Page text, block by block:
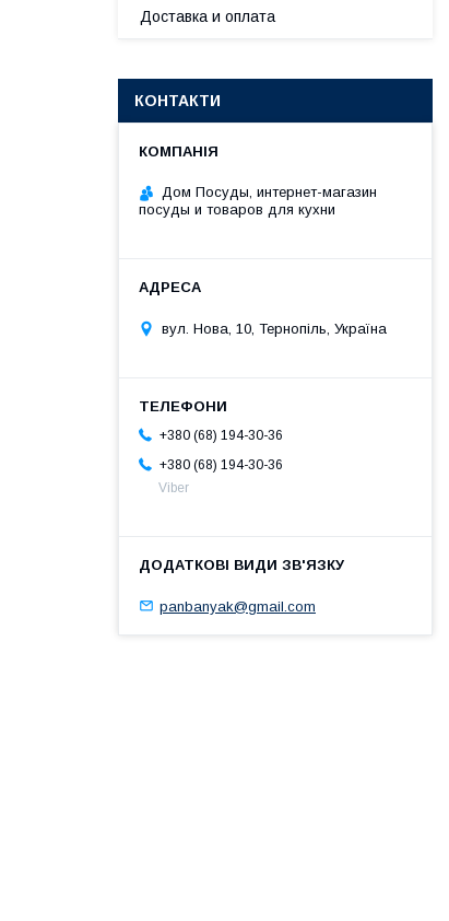
Доставка и оплата
КОНТАКТИ
Дом Посуды, интернет-магазин
посуды и товаров для кухни
вул. Нова, 10, Тернопіль, Україна
+380 (68) 194-30-36
+380 (68) 194-30-36
Viber
panbanyak@gmail.com